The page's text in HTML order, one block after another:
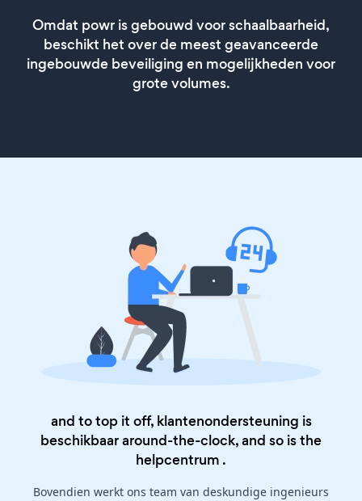
Omdat powr is gebouwd voor schaalbaarheid,
beschikt het over de meest geavanceerde
ingebouwde beveiliging en mogelijkheden voor
grote volumes.
and to top it off, klantenondersteuning is
beschikbaar around-the-clock, and so is the
helpcentrum .
Bovendien werkt ons team van deskundige ingenieurs